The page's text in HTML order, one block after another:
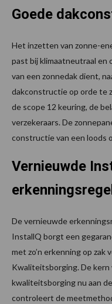
Goede
Het inzetten van zonne-
past bij klimaatneutraal en
van een zonnedak dient,
dakconstructie op orde te
de scope 12 keuring, de
verzekeraars. De
constructie van een loods
Vernieuwde
De vernieuwde
InstallQ borgt een
met zo’n erkenning op zak
Kwaliteitsborging. De kern
kwaliteitsborging nu aan
controleert de